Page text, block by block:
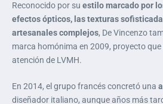
Reconocido por su estilo marcado por
efectos ópticos, las texturas
artesanales complejos, De Vincenzo
marca homónima en 2009, proyecto
atención de LVMH.
En 2014, el grupo francés concretó una
diseñador italiano, aunque años más